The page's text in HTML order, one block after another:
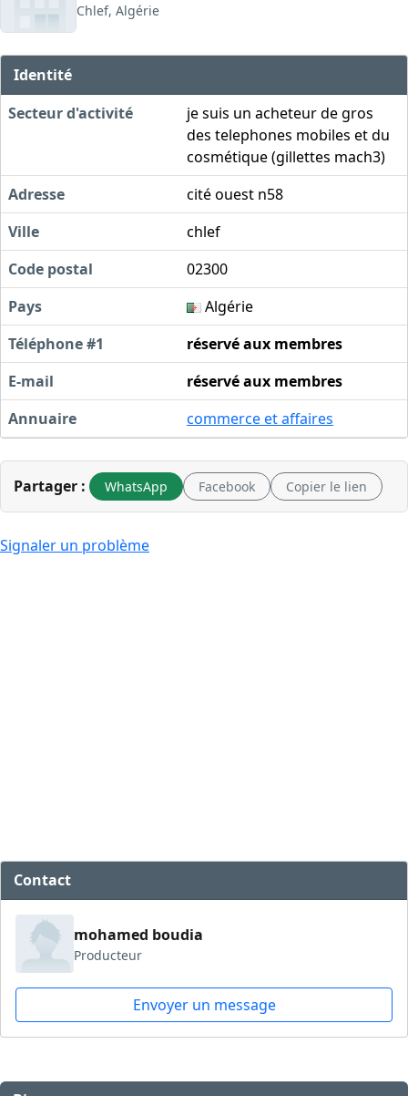
Chlef, Algérie
Identité
Secteur d'activité
je suis un acheteur de gros
des telephones mobiles et du
cosmétique (gillettes mach3)
Adresse
cité ouest n58
Ville
chlef
Code postal
02300
Pays
Algérie
Téléphone #1
réservé aux membres
E-mail
réservé aux membres
Annuaire
commerce et affaires
Partager : WhatsApp Facebook Copier le lien
Signaler un problème
Contact
mohamed boudia
Producteur
Envoyer un message